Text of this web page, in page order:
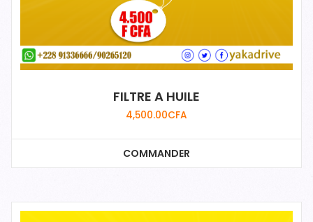
FILTRE A HUILE
4,500.00CFA
COMMANDER